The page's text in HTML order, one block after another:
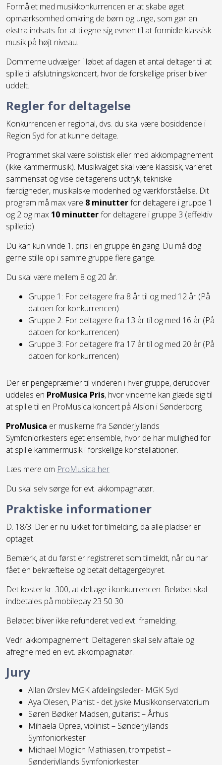
Formålet med musikkonkurrencen er at skabe øget
opmærksomhed omkring de børn og unge, som gør en
ekstra indsats for at tilegne sig evnen til at formidle klassisk
musik på højt niveau.
Dommerne udvælger i løbet af dagen et antal deltager til at
spille til afslutningskoncert, hvor de forskellige priser bliver
uddelt.
Regler for deltagelse
Konkurrencen er regional, dvs. du skal være bosiddende i
Region Syd for at kunne deltage.
Programmet skal være solistisk eller med akkompagnement
(ikke kammermusik). Musikvalget skal være klassisk, varieret
sammensat og vise deltagerens udtryk, tekniske
færdigheder, musikalske modenhed og værkforståelse. Dit
program må max vare 8 minutterfor deltagere i gruppe 1
og 2 og max 10 minutterfor deltagere i gruppe 3 (effektiv
spilletid).
Du kan kun vinde 1. pris i en gruppe én gang. Du må dog
gerne stille op i samme gruppe flere gange.
Du skal være mellem 8 og 20 år.
Gruppe 1: For deltagere fra 8 år til og med 12 år (På
datoen for konkurrencen)
Gruppe 2: For deltagere fra 13 år til og med 16 år (På
datoen for konkurrencen)
Gruppe 3: For deltagere fra 17 år til og med 20 år (På
datoen for konkurrencen)
Der er pengepræmier til vinderen i hver gruppe, derudover
uddeles en ProMusica Pris, hvor vinderne kan glæde sig til
at spille til en ProMusica koncert på Alsion i Sønderborg
ProMusica er musikerne fra Sønderjyllands
Symfoniorkesters eget ensemble, hvor de har mulighed for
at spille kammermusik i forskellige konstellationer.
Læs mere om ProMusica her
Du skal selv sørge for evt. akkompagnatør.
Praktiske informationer
D. 18/3: Der er nu lukket for tilmelding, da alle pladser er
optaget.
Bemærk, at du først er registreret som tilmeldt, når du har
fået en bekræftelse og betalt deltagergebyret.
Det koster kr. 300, at deltage i konkurrencen. Beløbet skal
indbetales på mobilepay 23 50 30
Beløbet bliver ikke refunderet ved evt. framelding.
Vedr. akkompagnement: Deltageren skal selv aftale og
afregne med en evt. akkompagnatør.
Jury
Allan Ørslev MGK afdelingsleder- MGK Syd
Aya Olesen, Pianist - det jyske Musikkonservatorium
Søren Bødker Madsen, guitarist – Århus
Mihaela Oprea, violinist – Sønderjyllands
Symfoniorkester
Michael Möglich Mathiasen, trompetist –
Sønderjyllands Symfoniorkester